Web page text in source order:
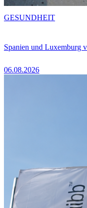
Spanien und Luxemburg
06.08.2026
GESUNDHEIT